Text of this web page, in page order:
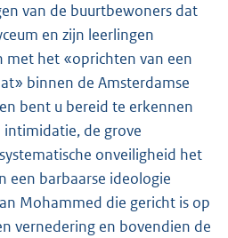
van de buurtbewoners dat
en zijn leerlingen
met het «oprichten van een
binnen de Amsterdamse
bent u bereid te erkennen
de grove
onveiligheid het
een barbaarse ideologie
Mohammed die gericht is op
vernedering en bovendien de